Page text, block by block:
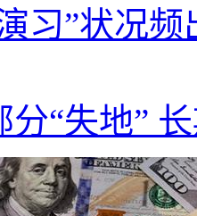
习”状况
分“失地”